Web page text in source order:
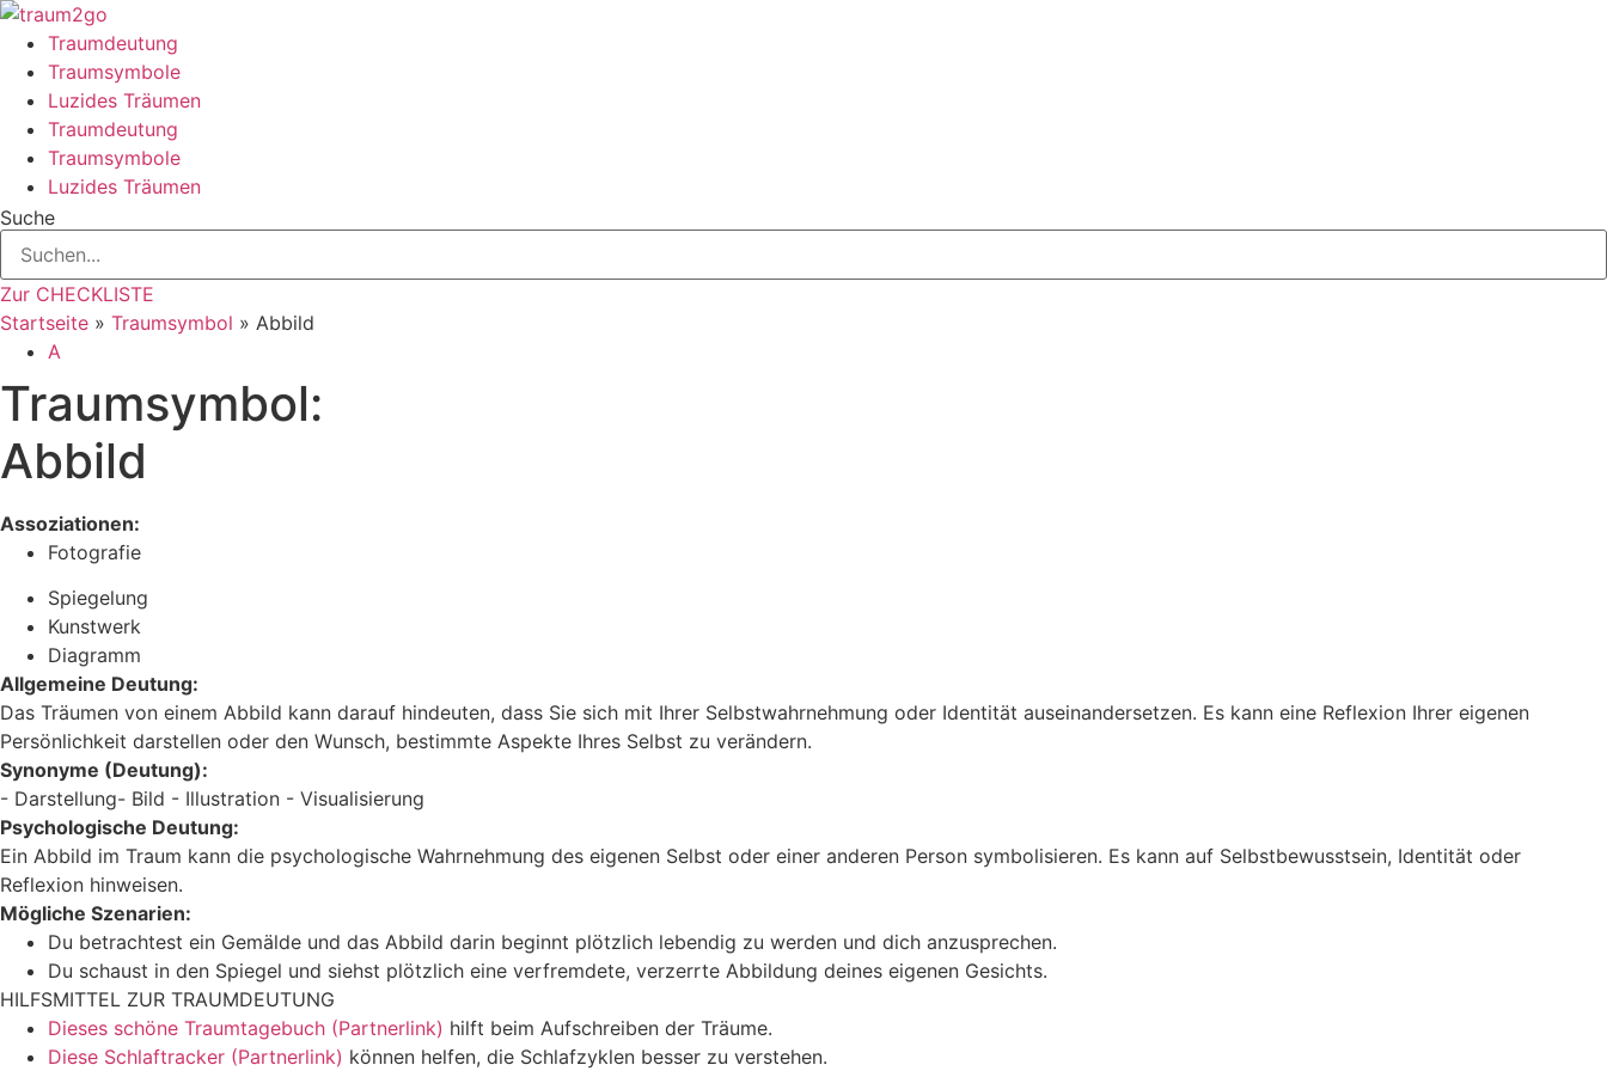
Zum
Inhalt
springen
Traumdeutung
Traumsymbole
Luzides Träumen
Traumdeutung
Traumsymbole
Luzides Träumen
Suche
Zur CHECKLISTE
Startseite » Traumsymbol » Abbild
A
Traumsymbol:
Abbild
Assoziationen:
Fotografie
Spiegelung
Kunstwerk
Diagramm
Allgemeine Deutung:
Das Träumen von einem Abbild kann darauf hindeuten, dass Sie sich mit Ihrer Selbstwahrnehmung oder Identität auseinandersetzen. Es kann eine Reflexion Ihrer eigenen
Persönlichkeit darstellen oder den Wunsch, bestimmte Aspekte Ihres Selbst zu verändern.
Synonyme (Deutung):
- Darstellung- Bild - Illustration - Visualisierung
Psychologische Deutung:
Ein Abbild im Traum kann die psychologische Wahrnehmung des eigenen Selbst oder einer anderen Person symbolisieren. Es kann auf Selbstbewusstsein, Identität oder
Reflexion hinweisen.
Mögliche Szenarien:
Du betrachtest ein Gemälde und das Abbild darin beginnt plötzlich lebendig zu werden und dich anzusprechen.
Du schaust in den Spiegel und siehst plötzlich eine verfremdete, verzerrte Abbildung deines eigenen Gesichts.
HILFSMITTEL ZUR TRAUMDEUTUNG
Dieses schöne Traumtagebuch (Partnerlink) hilft beim Aufschreiben der Träume.
Diese Schlaftracker (Partnerlink) können helfen, die Schlafzyklen besser zu verstehen.